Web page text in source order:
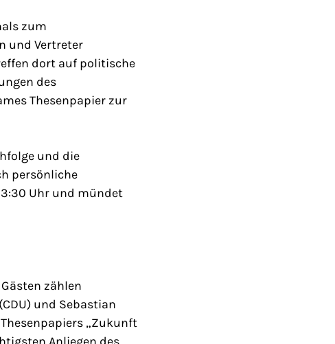
zum
und Vertreter
dort auf politische
des
Thesenpapier zur
und die
persönliche
Uhr und mündet
zählen
und Sebastian
„Zukunft
Anliegen des